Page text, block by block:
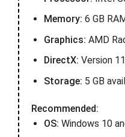
Memory: 6 GB
Graphics: AMD
DirectX: Version 11
Storage: 5 GB
Recommended:
OS: Windows 10